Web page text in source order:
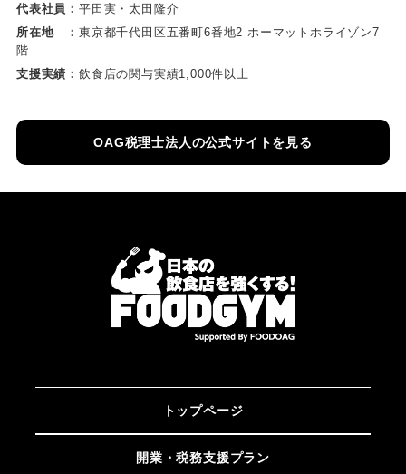
代表社員： 平田実・太田隆介
所在地 ： 東京都千代田区五番町6番地2 ホーマットホライゾン7
階
支援実績： 飲食店の関与実績1,000件以上
OAG税理士法人の公式サイトを見る
トップページ
開業・税務支援プラン